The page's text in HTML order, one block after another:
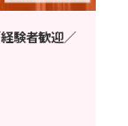
験者歓迎／